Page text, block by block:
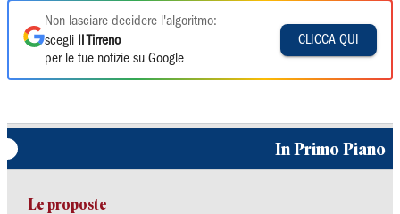
Non lasciare decidere l'algoritmo:
scegli
Il Tirreno
per le tue notizie su Google
CLICCA QUI
In Primo Piano
Le proposte